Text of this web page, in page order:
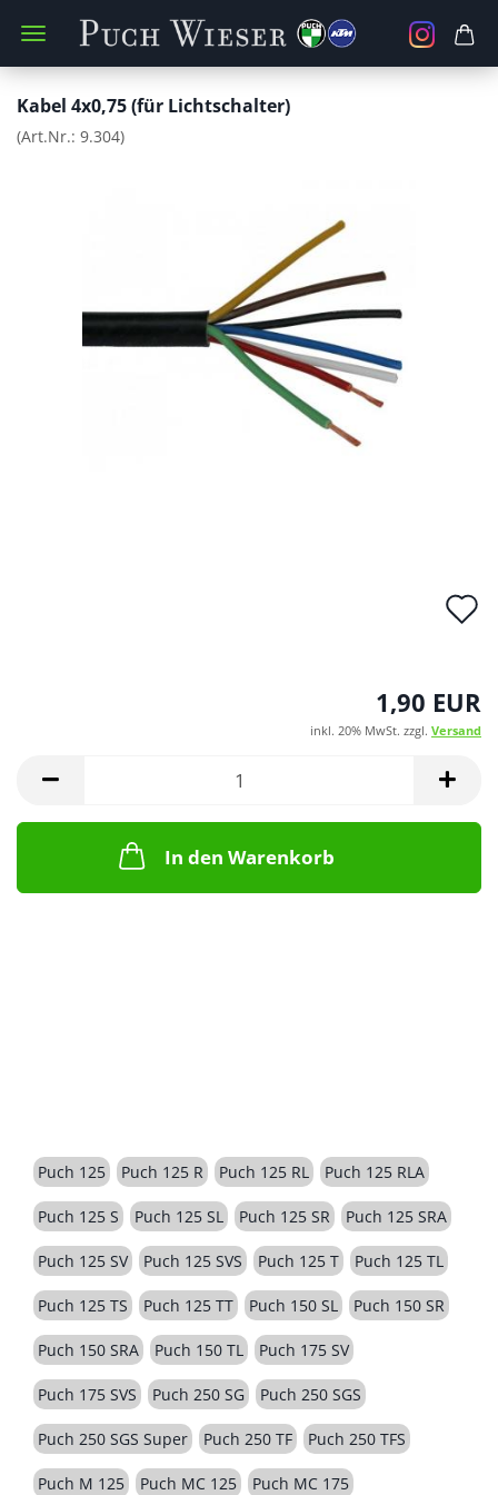
Kabel 4x0,75 (für Lichtschalter)
(Art.Nr.: 9.304)
1,90 EUR
inkl. 20% MwSt. zzgl. Versand
In den Warenkorb
Puch 125 Puch 125 R Puch 125 RL Puch 125 RLA
Puch 125 S Puch 125 SL Puch 125 SR Puch 125 SRA
Puch 125 SV Puch 125 SVS Puch 125 T Puch 125 TL
Puch 125 TS Puch 125 TT Puch 150 SL Puch 150 SR
Puch 150 SRA Puch 150 TL Puch 175 SV
Puch 175 SVS Puch 250 SG Puch 250 SGS
Puch 250 SGS Super Puch 250 TF Puch 250 TFS
Puch M 125 Puch MC 125 Puch MC 175